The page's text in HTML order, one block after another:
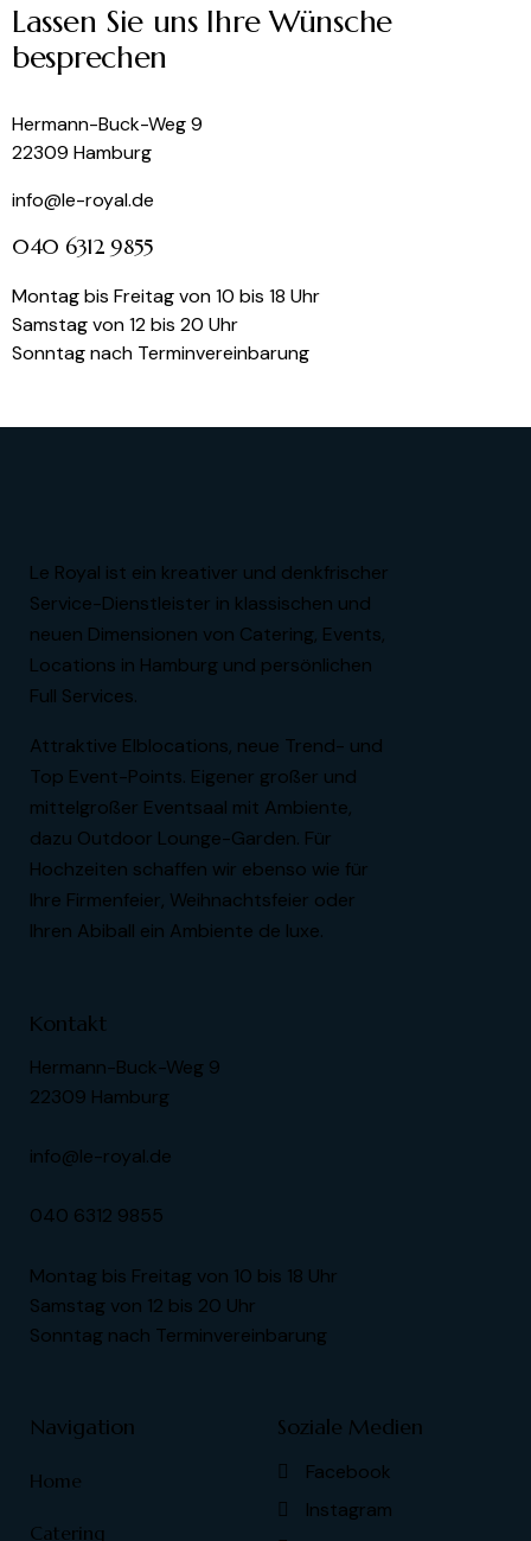
Lassen Sie uns Ihre Wünsche
besprechen
Hermann-Buck-Weg 9
22309 Hamburg
info@le-royal.de
040 6312 9855
Montag bis Freitag von 10 bis 18 Uhr
Samstag von 12 bis 20 Uhr
Sonntag nach Terminvereinbarung
Le Royal ist ein kreativer und denkfrischer
Service-Dienstleister in klassischen und
neuen Dimensionen von Catering, Events,
Locations in Hamburg und persönlichen
Full Services.
Attraktive Elblocations, neue Trend- und
Top Event-Points. Eigener großer und
mittelgroßer Eventsaal mit Ambiente,
dazu Outdoor Lounge-Garden. Für
Hochzeiten schaffen wir ebenso wie für
Ihre Firmenfeier, Weihnachtsfeier oder
Ihren Abiball ein Ambiente de luxe.
Kontakt
Hermann-Buck-Weg 9
22309 Hamburg
info@le-royal.de
040 6312 9855
Montag bis Freitag von 10 bis 18 Uhr
Samstag von 12 bis 20 Uhr
Sonntag nach Terminvereinbarung
Navigation
Home
Catering
Soziale Medien
Facebook
Instagram